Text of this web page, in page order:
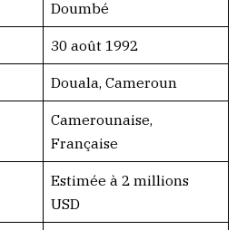
Doumbé
30 août 1992
Douala, Cameroun
Camerounaise,
Française
Estimée à 2 millions
USD